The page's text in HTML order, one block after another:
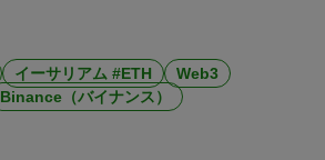
イーサリアム #ETH
Web3
Binance（バイナンス）